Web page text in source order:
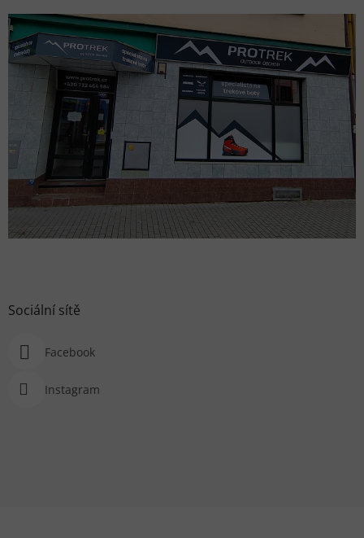
Sociální sítě
Facebook
Instagram